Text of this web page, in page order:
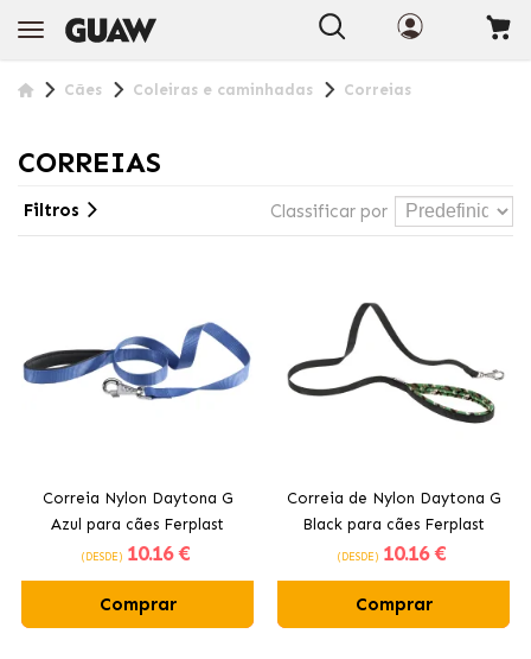
Cães Coleiras e caminhadas Correias
CORREIAS
Classificar por
Filtros
Correia Nylon Daytona G
Azul para cães Ferplast
(DESDE) 10.16 €
Comprar
Correia de Nylon Daytona G
Black para cães Ferplast
(DESDE) 10.16 €
Comprar